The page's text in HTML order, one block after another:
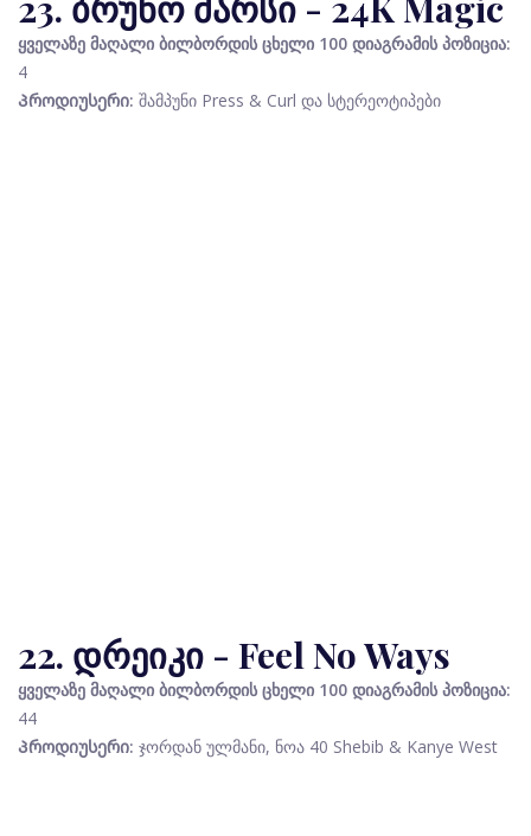
ყველაზე მაღალი ბილბორდის ცხელი 100 დიაგრამის პოზიცია:
4
Პროდიუსერი: შამპუნი Press & Curl და სტერეოტიპები
22. დრეიკი - Feel No Ways
ყველაზე მაღალი ბილბორდის ცხელი 100 დიაგრამის პოზიცია:
44
Პროდიუსერი: ჯორდან ულმანი, ნოა 40 Shebib & Kanye West